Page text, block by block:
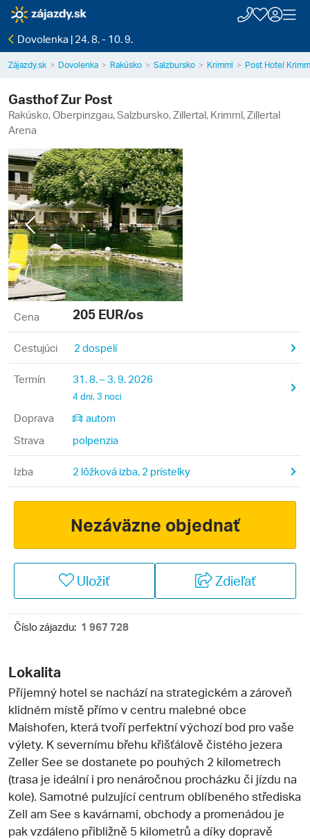
Dovolenka | 24. 8. - 10. 9.
Zájazdy.sk Dovolenka Rakúsko Salzbursko Krimml Post Hotel
Gasthof Zur Post
Rakúsko, Oberpinzgau, Salzbursko, Zillertal, Krimml, Zillertal
Arena
Previous
Cena 205 EUR/os
Cestujúci 2 dospelí
Termín 31. 8. – 3. 9. 2026
4 dni, 3 noci
Doprava
autom
Strava
polpenzia
Izba 2 lôžková izba, 2 prístelky
Nezáväzne objednať
Uložiť Zdieľať
Číslo zájazdu: 1 967 728
Lokalita
Příjemný hotel se nachází na strategickém a zároveň
klidném místě přímo v centru malebné obce
Maishofen, která tvoří perfektní výchozí bod pro vaše
výlety. K severnímu břehu křišťálově čistého jezera
Zeller See se dostanete po pouhých 2 kilometrech
(trasa je ideální i pro nenáročnou procházku či jízdu na
kole). Samotné pulzující centrum oblíbeného střediska
Zell am See s kavárnami, obchody a promenádou je
pak vzdáleno přibližně 5 kilometrů a díky dopravě